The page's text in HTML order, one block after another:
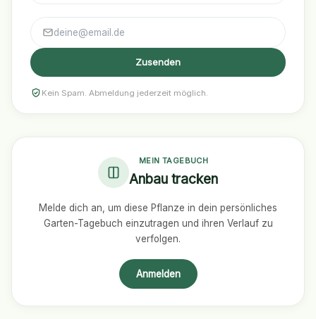
Zusenden
Kein Spam. Abmeldung jederzeit möglich.
MEIN TAGEBUCH
Anbau tracken
Melde dich an, um diese Pflanze in dein persönliches
Garten-Tagebuch einzutragen und ihren Verlauf zu
verfolgen.
Anmelden